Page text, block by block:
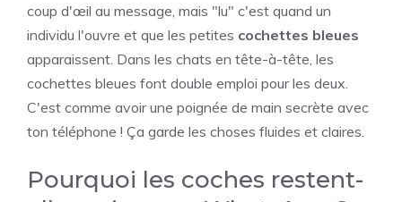
coup d'œil au message, mais "lu" c'est quand un
individu l'ouvre et que les petites cochettes bleues
apparaissent. Dans les chats en tête-à-tête, les
cochettes bleues font double emploi pour les deux.
C'est comme avoir une poignée de main secrète avec
ton téléphone ! Ça garde les choses fluides et claires.
Pourquoi les coches restent-